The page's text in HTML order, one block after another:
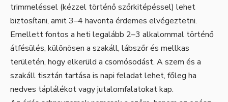
trimmeléssel (kézzel történő szőrkitépéssel) lehet
biztosítani, amit 3–4 havonta érdemes elvégeztetni.
Emellett fontos a heti legalább 2–3 alkalommal történő
átfésülés, különösen a szakáll, lábszőr és mellkas
területén, hogy elkerüld a csomósodást. A szem és a
szakáll tisztán tartása is napi feladat lehet, főleg ha
nedves táplálékot vagy jutalomfalatokat kap.